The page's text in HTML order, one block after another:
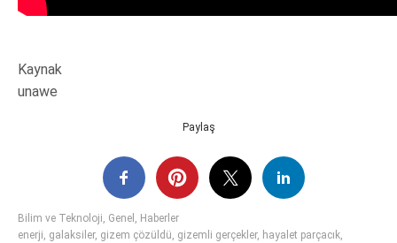
Kaynak
unawe
Paylaş
Bilim ve Teknoloji, Genel , Haberler
enerji, galaksiler, gizem çözüldü, gizemli gerçekler, hayalet parçacık,